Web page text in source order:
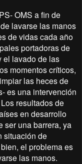
OMS a fin de
lavarse las manos
de vidas cada año
portadoras de
el lavado de las
momentos críticos,
las heces de
es una intervención
resultados de
en desarrollo
ser una barrera, ya
situación de
el problema es
las manos.